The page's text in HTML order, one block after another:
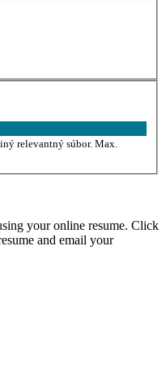
relevantný súbor. Max.
your online resume. Click
and email your